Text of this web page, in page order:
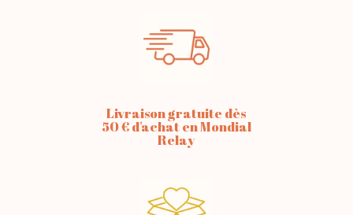
Livraison gratuite dès
50 € d'achat en Mondial
Relay